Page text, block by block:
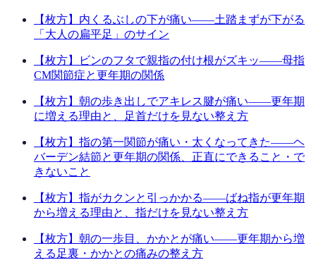
【枚方】内くるぶしの下が痛い——土踏まずが下がる
「大人の扁平足」のサイン
【枚方】ビンのフタで親指の付け根がズキッ——母指
CM関節症と更年期の関係
【枚方】朝の歩き出しでアキレス腱が痛い——更年期
に増える理由と、足首だけを見ない整え方
【枚方】指の第一関節が痛い・太くなってきた——ヘ
バーデン結節と更年期の関係、正直にできること・で
きないこと
【枚方】指がカクンと引っかかる——ばね指が更年期
から増える理由と、指だけを見ない整え方
【枚方】朝の一歩目、かかとが痛い——更年期から増
える足裏・かかとの痛みの整え方